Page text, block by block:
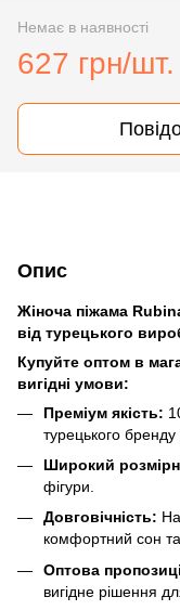
Немає в наявності
627 грн/шт.
Опис
Жіноча піжама
від турецького
Купуйте оптом в
вигідні умови:
Преміум якість:
турецького
Широкий
фігури.
Довговічність:
комфортний сон
Оптова
вигідне рішення